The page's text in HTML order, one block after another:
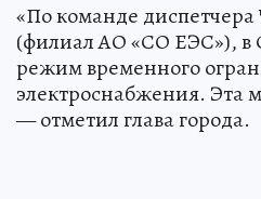
«По команде
(филиал АО «СО ЕЭС»), в
режим временного
электроснабжения. Эта
— отметил глава города.